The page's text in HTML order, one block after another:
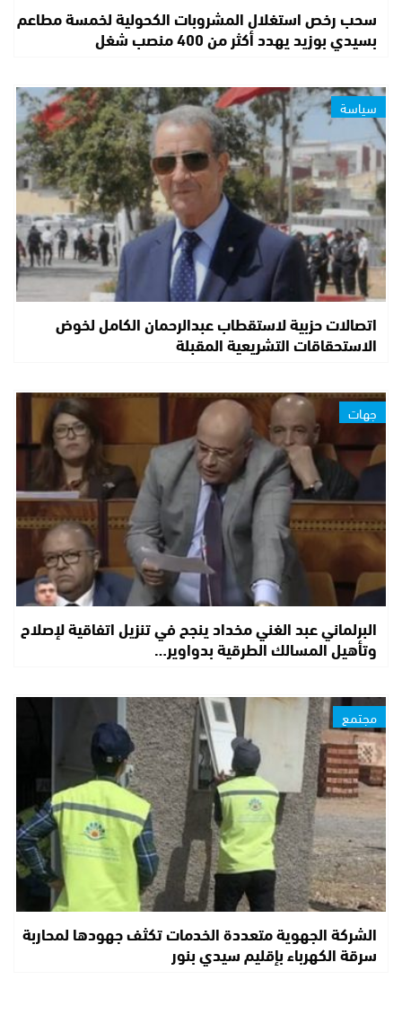
سحب رخص استغلال المشروبات الكحولية لخمسة مطاعم
بسيدي بوزيد يهدد أكثر من 400 منصب شغل
سياسة
اتصالات حزبية لاستقطاب عبدالرحمان الكامل لخوض
الاستحقاقات التشريعية المقبلة
جهات
البرلماني عبد الغني مخداد ينجح في تنزيل اتفاقية لإصلاح
وتأهيل المسالك الطرقية بدواوير…
مجتمع
الشركة الجهوية متعددة الخدمات تكثف جهودها لمحاربة
سرقة الكهرباء بإقليم سيدي بنور